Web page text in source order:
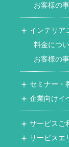
お客様の
インテリア
料金につ
お客様の
セミナー・
企業向けイ
サービスご
サービスエ